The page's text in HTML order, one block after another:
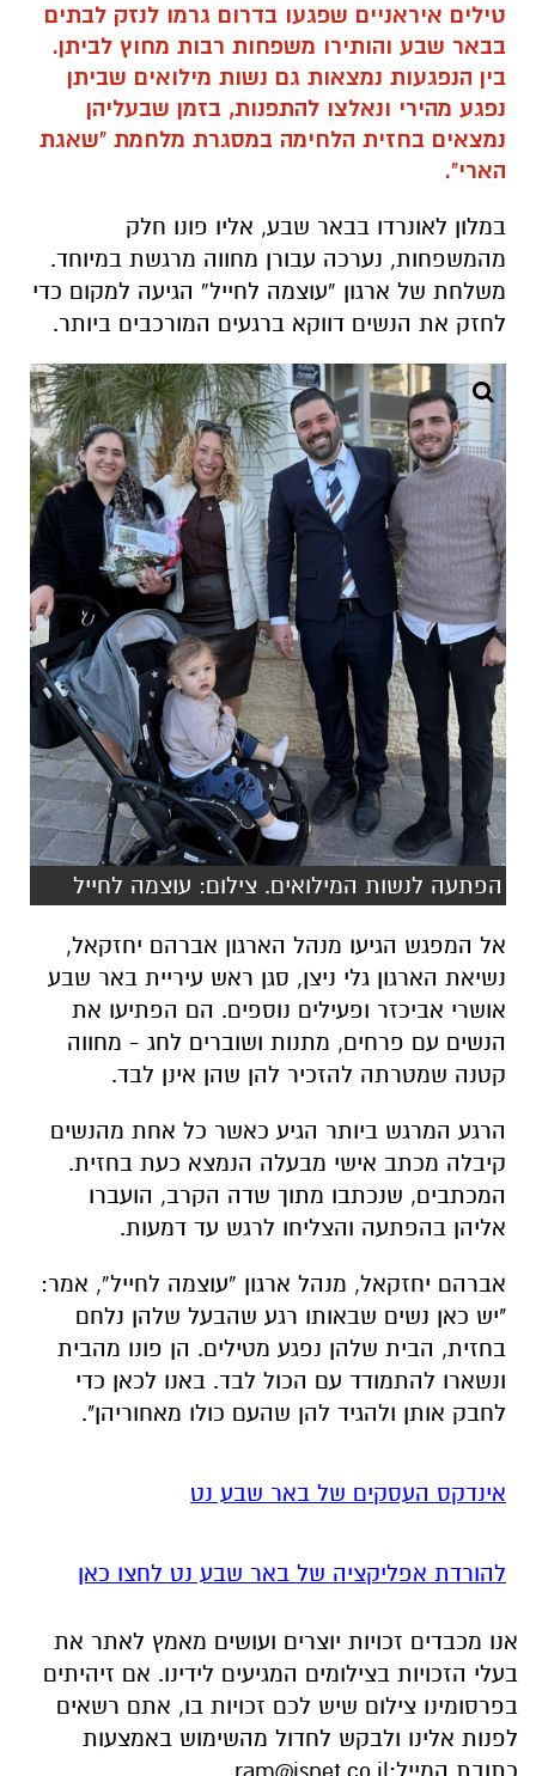
טילים איראניים שפגעו בדרום גרמו לנזק לבתים
בבאר שבע והותירו משפחות רבות מחוץ לביתן.
בין הנפגעות נמצאות גם נשות מילואים שביתן
נפגע מהירי ונאלצו להתפנות, בזמן שבעליהן
נמצאים בחזית הלחימה במסגרת מלחמת "שאגת
הארי".
במלון לאונרדו בבאר שבע, אליו פונו חלק
מהמשפחות, נערכה עבורן מחווה מרגשת במיוחד.
משלחת של ארגון “עוצמה לחייל” הגיעה למקום כדי
לחזק את הנשים דווקא ברגעים המורכבים ביותר.
הפתעה לנשות המילואים. צילום: עוצמה לחייל
אל המפגש הגיעו מנהל הארגון אברהם יחזקאל,
נשיאת הארגון גלי ניצן, סגן ראש עיריית באר שבע
אושרי אביכזר ופעילים נוספים. הם הפתיעו את
הנשים עם פרחים, מתנות ושוברים לחג - מחווה
קטנה שמטרתה להזכיר להן שהן אינן לבד.
הרגע המרגש ביותר הגיע כאשר כל אחת מהנשים
קיבלה מכתב אישי מבעלה הנמצא כעת בחזית.
המכתבים, שנכתבו מתוך שדה הקרב, הועברו
אליהן בהפתעה והצליחו לרגש עד דמעות.
אברהם יחזקאל, מנהל ארגון “עוצמה לחייל”, אמר:
"יש כאן נשים שבאותו רגע שהבעל שלהן נלחם
בחזית, הבית שלהן נפגע מטילים. הן פונו מהבית
ונשארו להתמודד עם הכול לבד. באנו לכאן כדי
לחבק אותן ולהגיד להן שהעם כולו מאחוריהן".
אינדקס העסקים של באר שבע נט
להורדת אפליקציה של באר שבע נט לחצו כאן
אנו מכבדים זכויות יוצרים ועושים מאמץ לאתר את
בעלי הזכויות בצילומים המגיעים לידינו. אם זיהיתים
בפרסומינו צילום שיש לכם זכויות בו, אתם רשאים
לפנות אלינו ולבקש לחדול מהשימוש באמצעות